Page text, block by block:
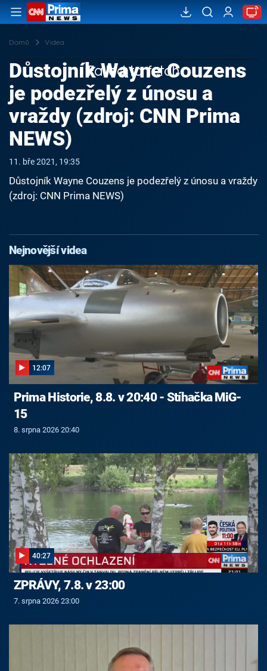
Domů Videa
Failed to fetch
Důstojník Wayne Couzens
je podezřelý z únosu a
vraždy (zdroj: CNN Prima
NEWS)
11. bře 2021, 19:35
Důstojník Wayne Couzens je podezřelý z únosu a vraždy
(zdroj: CNN Prima NEWS)
Nejnovější videa
12:07
Prima Historie, 8.8. v 20:40 - Stíhačka MiG-
15
8. srpna 2026 20:40
40:27
ZPRÁVY, 7.8. v 23:00
7. srpna 2026 23:00